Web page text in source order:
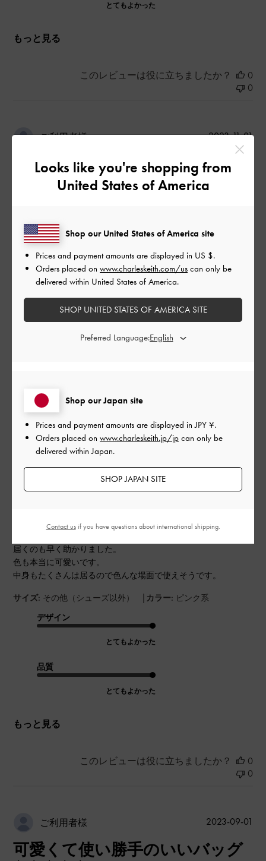
とてもよかった
もっと見る
このレビューは役に立ちましたか？
0
0
ご利用者様
可愛すぎる唯一無二のバッグ
気に入りすぎてブルー、ピンクの２色買いをしました。
デザイン
とてもよかった
公
2023-11-01
届くのも早く助かりました。
色も本当に可愛いです。
中身もたくさんは居るので色んな場面で使えそうです。
サイズ: その他（シューズ以外） | カラー: ピンク系
デザイン
とてもよかった
品質
とてもよかった
もっと見る
2023-11-01
このレビューは役に立ちましたか？
0
0
ご利用者様
可愛くて使い勝手のいいバッグ
2023-09-01
Looks like you're shopping from
United States of America
Shop our Japan site
Prices and payment amounts are displayed inJPY ¥.
Orders placed on www.charleskeith.jp/jp can only be
delivered within Japan.
SHOP JAPAN SITE
Shop our United States of America site
Prices and payment amounts are displayed in US $.
Orders placed on www.charleskeith.com/us can only be
delivered within United States of America.
SHOP UNITED STATES OF AMERICA SITE
Preferred Language:
Contact usif you have questions about international shipping.